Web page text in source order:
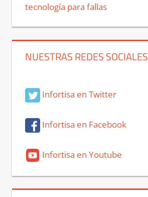
tecnología para fallas
NUESTRAS REDES SOCIALES
Infortisa en Twitter
Infortisa en Facebook
Infortisa en Youtube